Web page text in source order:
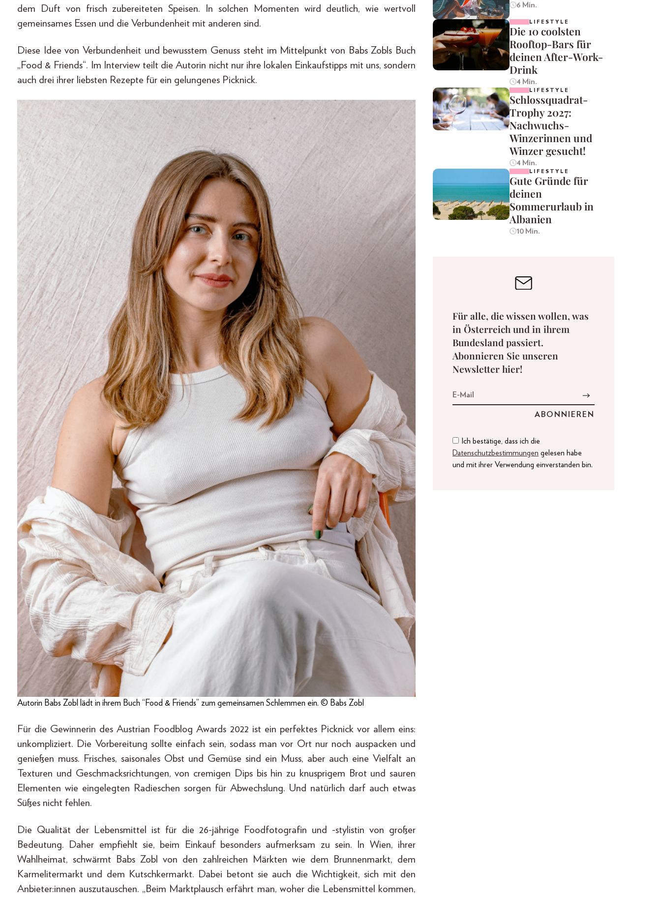
dem Duft von frisch zubereiteten Speisen. In solchen Momenten wird deutlich, wie wertvoll
gemeinsames Essen und die Verbundenheit mit anderen sind.
Diese Idee von Verbundenheit und bewusstem Genuss steht im Mittelpunkt von Babs Zobls Buch
„Food & Friends“. Im Interview teilt die Autorin nicht nur ihre lokalen Einkaufstipps mit uns, sondern
auch drei ihrer liebsten Rezepte für ein gelungenes Picknick.
Autorin Babs Zobl lädt in ihrem Buch “Food & Friends” zum gemeinsamen Schlemmen ein. © Babs Zobl
Für die Gewinnerin des Austrian Foodblog Awards 2022 ist ein perfektes Picknick vor allem eins:
unkompliziert. Die Vorbereitung sollte einfach sein, sodass man vor Ort nur noch auspacken und
genießen muss. Frisches, saisonales Obst und Gemüse sind ein Muss, aber auch eine Vielfalt an
Texturen und Geschmacksrichtungen, von cremigen Dips bis hin zu knusprigem Brot und sauren
Elementen wie eingelegten Radieschen sorgen für Abwechslung. Und natürlich darf auch etwas
Süßes nicht fehlen.
Die Qualität der Lebensmittel ist für die 26-jährige Foodfotografin und -stylistin von großer
Bedeutung. Daher empfiehlt sie, beim Einkauf besonders aufmerksam zu sein. In Wien, ihrer
Wahlheimat, schwärmt Babs Zobl von den zahlreichen Märkten wie dem Brunnenmarkt, dem
Karmelitermarkt und dem Kutschkermarkt. Dabei betont sie auch die Wichtigkeit, sich mit den
Anbieter:innen auszutauschen. „Beim Marktplausch erfährt man, woher die Lebensmittel kommen,
6 Min.
LIFESTYLE
Die 10 coolsten
Rooftop-Bars für
deinen After-Work-
Drink
4 Min.
LIFESTYLE
Schlossquadrat-
Trophy 2027:
Nachwuchs-
Winzerinnen und
Winzer gesucht!
4 Min.
LIFESTYLE
Gute Gründe für
deinen
Sommerurlaub in
Albanien
10 Min.
Für alle, die wissen wollen, was
in Österreich und in ihrem
Bundesland passiert.
Abonnieren Sie unseren
Newsletter hier!
Ich bestätige, dass ich die
Datenschutzbestimmungen gelesen habe
und mit ihrer Verwendung einverstanden bin.